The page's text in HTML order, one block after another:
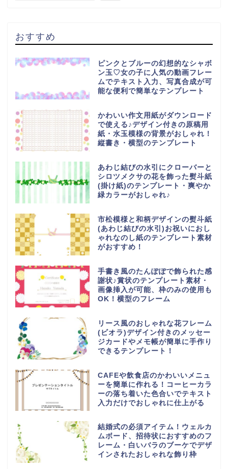
おすすめ
ピンクとブルーの幻想的なシャボ
ン玉♡女の子に人気の動画フレー
ムでテキスト入力、写真合成が可
能な便利で簡単なテンプレート
かわいい作文用紙がダウンロード
で使える♪デザイン付きの原稿用
紙・水玉模様の背景がおしゃれ！
縦書き・横型のテンプレート
あわじ結びの水引にクローバーと
シロツメクサの花を飾った熨斗紙
(掛け紙)のテンプレート・爽やか
緑カラーがおしゃれ♪
市松模様と和柄デザインの熨斗紙
(あわじ結びの水引)お祝いにおし
ゃれなのし紙のテンプレート素材
がおすすめ！
手書き風のたんぽぽで飾られた感
謝状♪賞状のテンプレート素材・
画像挿入が可能、枠のみの使用も
OK！横型のフレーム
リース風のおしゃれな花フレーム
(ビオラ)デザイン付きのメッセー
ジカードやメモ帳が簡単に手作り
できるテンプレート！
CAFEや飲食店のかわいいメニュ
ーを簡単に作れる！コーヒーカラ
ーの落ち着いた色合いでテキスト
入力だけでおしゃれに仕上がる
結婚式の必須アイテム！ウェルカ
ムボード、招待状におすすめのフ
レーム・白いバラのブーケでデザ
インされたおしゃれな飾り枠